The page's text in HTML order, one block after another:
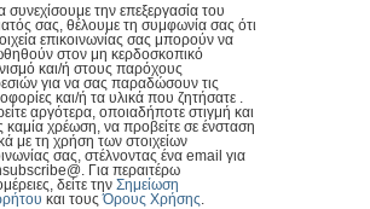
συνεχίσουμε την επεξεργασία του
σας, θέλουμε τη συμφωνία σας ότι
επικοινωνίας σας μπορούν να
στον μη κερδοσκοπικό
και/ή στους παρόχους
για να σας παραδώσουν τις
και/ή τα υλικά που ζητήσατε .
αργότερα, οποιαδήποτε στιγμή και
καμία χρέωση, να προβείτε σε ένσταση
με τη χρήση των στοιχείων
σας, στέλνοντας ένα email για
. Για περαιτέρω
δείτε την Σημείωση
και τουςΌρους Χρήσης